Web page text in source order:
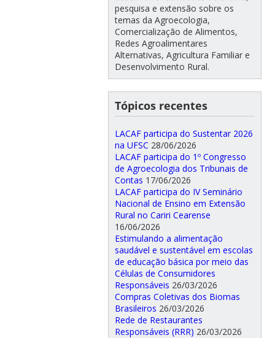
pesquisa e extensão sobre os
temas da Agroecologia,
Comercialização de Alimentos,
Redes Agroalimentares
Alternativas, Agricultura Familiar e
Desenvolvimento Rural.
Tópicos recentes
LACAF participa do Sustentar 2026
na UFSC 28/06/2026
LACAF participa do 1º Congresso
de Agroecologia dos Tribunais de
Contas 17/06/2026
LACAF participa do IV Seminário
Nacional de Ensino em Extensão
Rural no Cariri Cearense
16/06/2026
Estimulando a alimentação
saudável e sustentável em escolas
de educação básica por meio das
Células de Consumidores
Responsáveis 26/03/2026
Compras Coletivas dos Biomas
Brasileiros 26/03/2026
Rede de Restaurantes
Responsáveis (RRR) 26/03/2026